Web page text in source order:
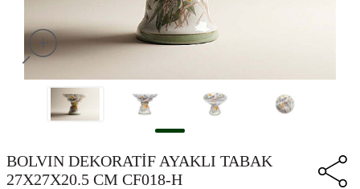
BOLVIN DEKORATİF AYAKLI TABAK
27X27X20.5 CM CF018-H